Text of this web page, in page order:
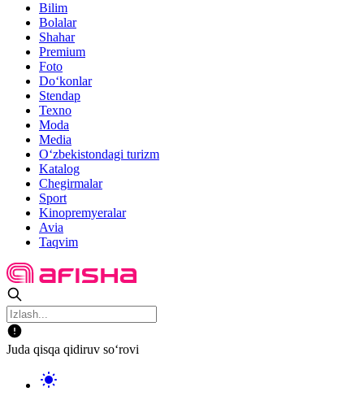
Bilim
Bolalar
Shahar
Premium
Foto
Do‘konlar
Stendap
Texno
Moda
Media
O‘zbekistondagi turizm
Katalog
Chegirmalar
Sport
Kinopremyeralar
Avia
Taqvim
Juda qisqa qidiruv so‘rovi